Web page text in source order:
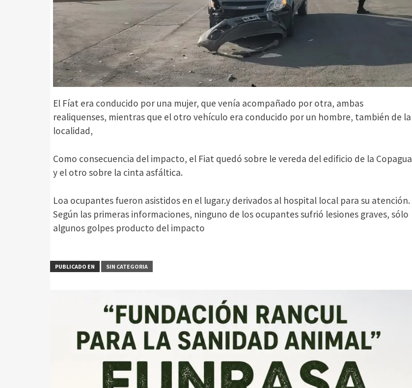
El Fíat era conducido por una mujer, que venía acompañado por otra, ambas
realiquenses, mientras que el otro vehículo era conducido por un hombre, también de la
localidad,
Como consecuencia del impacto, el Fiat quedó sobre le vereda del edificio de la Copagua
y el otro sobre la cinta asfáltica.
Loa ocupantes fueron asistidos en el lugar.y derivados al hospital local para su atención.
Según las primeras informaciones, ninguno de los ocupantes sufrió lesiones graves, sólo
algunos golpes producto del impacto
PUBLICADO EN SIN CATEGORIA